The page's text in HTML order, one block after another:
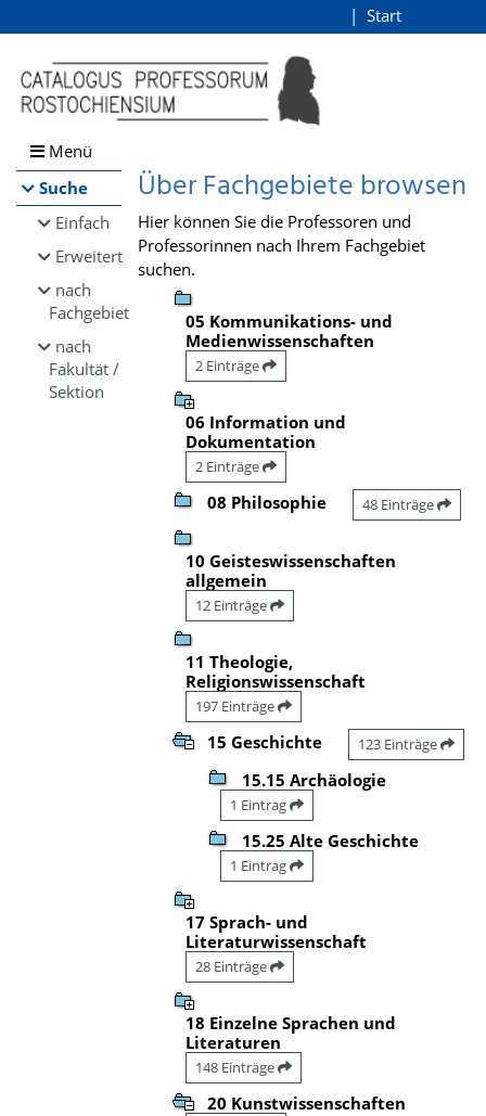
Browsen
direkt zum Inhalt
Start
Menü
Suche
Einfach
Erweitert
nach
Fachgebiet
nach
Fakultät /
Sektion
Über Fachgebiete browsen
Hier können Sie die Professoren und
Professorinnen nach Ihrem Fachgebiet
suchen.
05 Kommunikations- und
Medienwissenschaften
2 Einträge
06 Information und
Dokumentation
2 Einträge
08 Philosophie 48 Einträge
10 Geisteswissenschaften
allgemein
12 Einträge
11 Theologie,
Religionswissenschaft
197 Einträge
15 Geschichte 123 Einträge
15.15 Archäologie
1 Eintrag
15.25 Alte Geschichte
1 Eintrag
17 Sprach- und
Literaturwissenschaft
28 Einträge
18 Einzelne Sprachen und
Literaturen
148 Einträge
20 Kunstwissenschaften